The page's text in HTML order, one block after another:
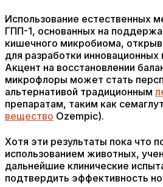
Использование естественных
ГПП-1, основанных на
кишечного микробиома,
для разработки
Акцент на восстановлении
микрофлоры может стать
альтернативой традиционным
препаратам, таким как
вещество Ozempic).
Хотя эти результаты пока что
использованием животных,
дальнейшие клинические
подтвердить эффективность